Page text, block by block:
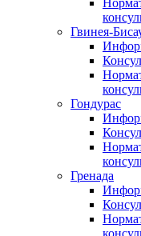
Гвинея-
Гондурас
Гренада